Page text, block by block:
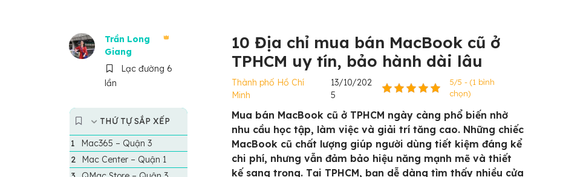
Trần Long
Giang
Lạc đường 6
lần
10 Địa chỉ mua bán MacBook cũ ở
TPHCM uy tín, bảo hành dài lâu
Thành phố Hồ Chí
Minh
13/10/202
5
5/5 - (1 bình
chọn)
THỨ TỰ SẮP XẾP
Mac365 – Quận 3
Mac Center – Quận 1
Mua bán MacBook cũ ở TPHCM ngày càng phổ biến nhờ
nhu cầu học tập, làm việc và giải trí tăng cao. Những chiếc
MacBook cũ chất lượng giúp người dùng tiết kiệm đáng kể
chi phí, nhưng vẫn đảm bảo hiệu năng mạnh mẽ và thiết
kế sang trọng. Tại TPHCM, bạn dễ dàng tìm thấy nhiều cửa